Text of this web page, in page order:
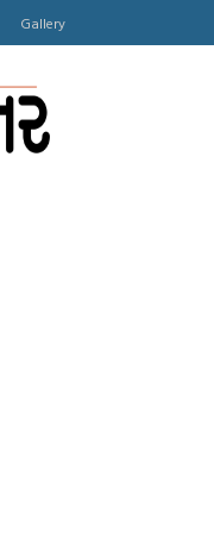
Gallery